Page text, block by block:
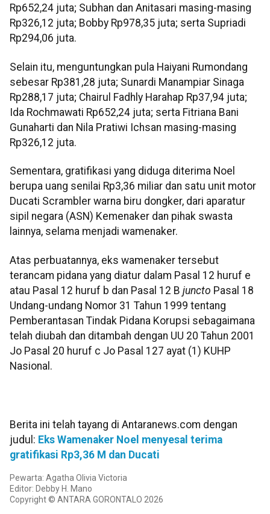
Rp652,24 juta; Subhan dan Anitasari masing-masing
Rp326,12 juta; Bobby Rp978,35 juta; serta Supriadi
Rp294,06 juta.
Selain itu, menguntungkan pula Haiyani Rumondang
sebesar Rp381,28 juta; Sunardi Manampiar Sinaga
Rp288,17 juta; Chairul Fadhly Harahap Rp37,94 juta;
Ida Rochmawati Rp652,24 juta; serta Fitriana Bani
Gunaharti dan Nila Pratiwi Ichsan masing-masing
Rp326,12 juta.
Sementara, gratifikasi yang diduga diterima Noel
berupa uang senilai Rp3,36 miliar dan satu unit motor
Ducati Scrambler warna biru dongker, dari aparatur
sipil negara (ASN) Kemenaker dan pihak swasta
lainnya, selama menjadi wamenaker.
Atas perbuatannya, eks wamenaker tersebut
terancam pidana yang diatur dalam Pasal 12 huruf e
atau Pasal 12 huruf b dan Pasal 12 B juncto Pasal 18
Undang-undang Nomor 31 Tahun 1999 tentang
Pemberantasan Tindak Pidana Korupsi sebagaimana
telah diubah dan ditambah dengan UU 20 Tahun 2001
Jo Pasal 20 huruf c Jo Pasal 127 ayat (1) KUHP
Nasional.
Berita ini telah tayang di Antaranews.com dengan
judul: Eks Wamenaker Noel menyesal terima
gratifikasi Rp3,36 M dan Ducati
Pewarta: Agatha Olivia Victoria
Editor: Debby H. Mano
Copyright © ANTARA GORONTALO 2026